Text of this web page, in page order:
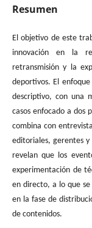
Resumen
El objetivo de este
innovación en la
retransmisión y la
deportivos. El
descriptivo, con una
casos enfocado a dos
combina con
editoriales, gerentes y
revelan que los
experimentación de
en directo, a lo que
en la fase de
de contenidos.